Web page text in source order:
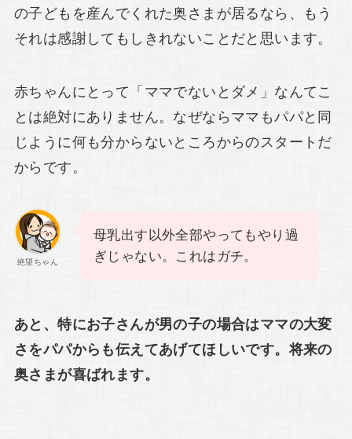
の子どもを産んでくれた奥さまが居るなら、もう
それは感謝してもしきれないことだと思います。
赤ちゃんにとって「ママでないとダメ」なんてこ
とは絶対にありません。なぜならママもパパと同
じように何も分からないところからのスタートだ
からです。
絶望ちゃん
母乳出す以外全部やってもやり過
ぎじゃない。これはガチ。
あと、特にお子さんが男の子の場合はママの大変
さをパパからも伝えてあげてほしいです。将来の
奥さまが喜ばれます。